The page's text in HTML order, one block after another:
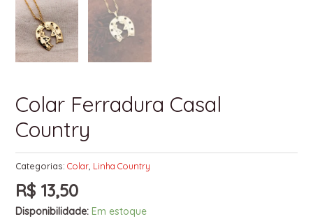
Colar Ferradura Casal
Country
Categorias: Colar, Linha Country
R$13,50
Disponibilidade: Em estoque